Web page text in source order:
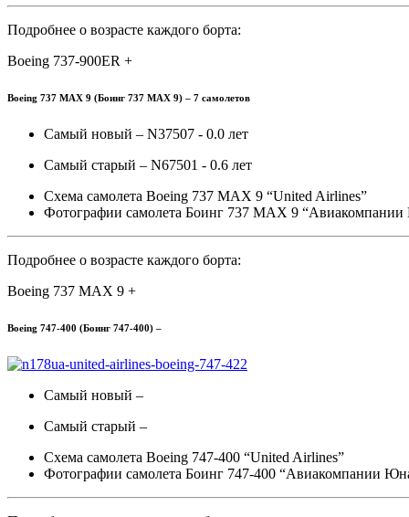
Подробнее о возрасте каждого борта:
Boeing 737-900ER +
Boeing 737 MAX 9 (Боинг 737 MAX 9) – 7 самолетов
Самый новый – N37507 - 0.0 лет
Самый старый – N67501 - 0.6 лет
Схема самолета Boeing 737 MAX 9 “United Airlines”
Фотографии самолета Боинг 737 MAX 9
Подробнее о возрасте каждого борта:
Boeing 737 MAX 9 +
Boeing 747-400 (Боинг 747-400) –
Самый новый –
Самый старый –
Схема самолета Boeing 747-400 “United Airlines”
Фотографии самолета Боинг 747-400 “Авиакомпании